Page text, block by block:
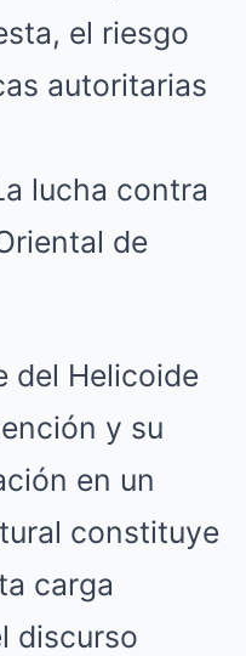
el riesgo
autoritarias
del Helicoide
y su
en un
constituye
carga
discurso